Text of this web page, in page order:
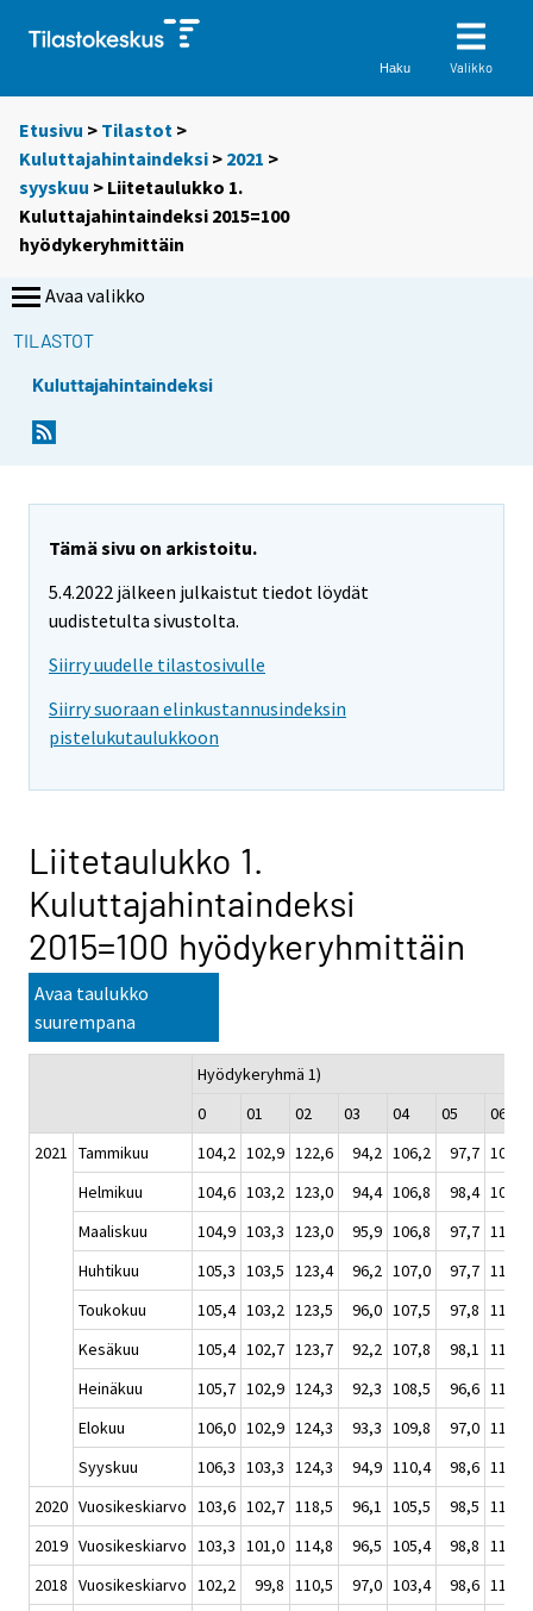
Haku Valikko
Etusivu > Tilastot >
Kuluttajahintaindeksi > 2021 >
syyskuu > Liitetaulukko 1.
Kuluttajahintaindeksi 2015=100
hyödykeryhmittäin
Avaa valikko
TILASTOT
Kuluttajahintaindeksi
Tämä sivu on arkistoitu.
5.4.2022 jälkeen julkaistut tiedot löydät
uudistetulta sivustolta.
Siirry uudelle tilastosivulle
Siirry suoraan elinkustannusindeksin
pistelukutaulukkoon
Liitetaulukko 1.
Kuluttajahintaindeksi
2015=100 hyödykeryhmittäin
Avaa taulukko
suurempana
Hyödykeryhmä 1)
0
01 02 03 04 05
06
2021 Tammikuu 104,2 102,9 122,6 94,2 106,2 97,7 109,6
Helmikuu
104,6 103,2 123,0 94,4 106,8 98,4 109,1
Maaliskuu
104,9 103,3 123,0 95,9 106,8 97,7 111,7
Huhtikuu
105,3 103,5 123,4 96,2 107,0 97,7 114,4
Toukokuu
105,4 103,2 123,5 96,0 107,5 97,8 114,2
Kesäkuu
105,4 102,7 123,7 92,2 107,8 98,1 114,1
Heinäkuu
105,7 102,9 124,3 92,3 108,5 96,6 112,6
Elokuu
106,0 102,9 124,3 93,3 109,8 97,0 112,5
Syyskuu
106,3 103,3 124,3 94,9 110,4 98,6 112,4
2020 Vuosikeskiarvo 103,6 102,7 118,5 96,1 105,5 98,5 111,9
2019 Vuosikeskiarvo 103,3 101,0 114,8 96,5 105,4 98,8 111,0
2018 Vuosikeskiarvo 102,2 99,8 110,5 97,0 103,4 98,6 110,0